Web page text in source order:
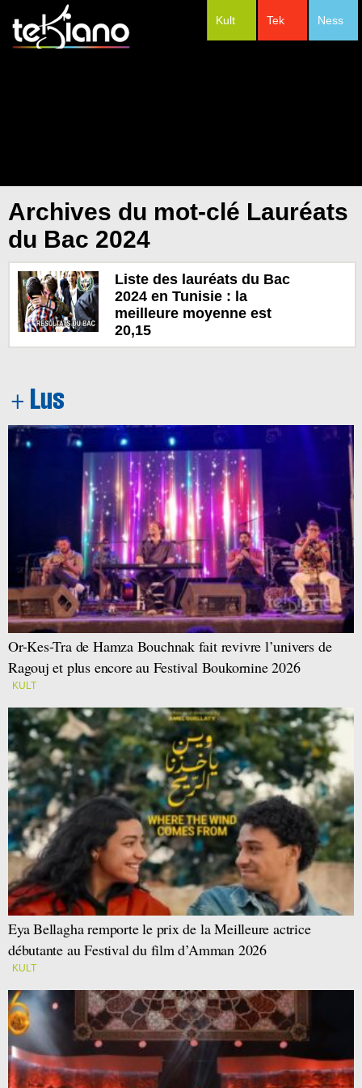
Ness
Tek
Kult
Archives du mot-clé Lauréats
du Bac 2024
Liste des lauréats du Bac
2024 en Tunisie : la
meilleure moyenne est
20,15
Or-Kes-Tra de Hamza Bouchnak fait revivre l’univers de
Ragouj et plus encore au Festival Boukornine 2026
KULT
Eya Bellagha remporte le prix de la Meilleure actrice
débutante au Festival du film d’Amman 2026
KULT